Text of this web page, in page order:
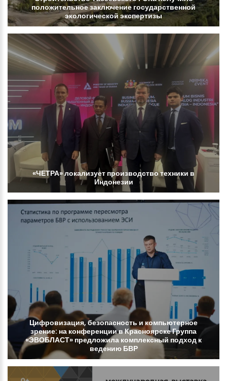
положительноезаключениегосударственной
экологической экспертизы
«ЧЕТРА»локализует производствотехники в
Индонезии
Цифровизация, безопасность и компьютерное
зрение: на конференциивКрасноярскеГруппа
«ЭВОБЛАСТ» предложила комплексный подход к
ведению БВР